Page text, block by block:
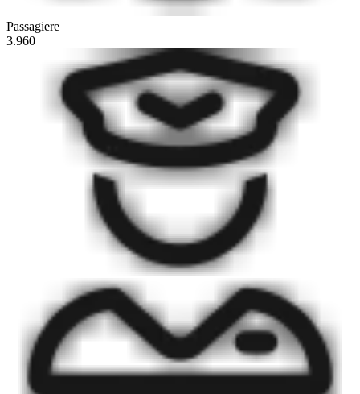
Passagiere
3.960